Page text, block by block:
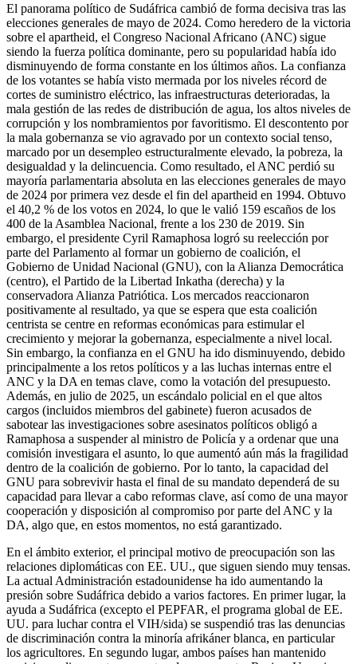
El panorama político de Sudáfrica cambió de forma decisiva tras las
elecciones generales de mayo de 2024. Como heredero de la victoria
sobre el apartheid, el Congreso Nacional Africano (ANC) sigue
siendo la fuerza política dominante, pero su popularidad había ido
disminuyendo de forma constante en los últimos años. La confianza
de los votantes se había visto mermada por los niveles récord de
cortes de suministro eléctrico, las infraestructuras deterioradas, la
mala gestión de las redes de distribución de agua, los altos niveles de
corrupción y los nombramientos por favoritismo. El descontento por
la mala gobernanza se vio agravado por un contexto social tenso,
marcado por un desempleo estructuralmente elevado, la pobreza, la
desigualdad y la delincuencia. Como resultado, el ANC perdió su
mayoría parlamentaria absoluta en las elecciones generales de mayo
de 2024 por primera vez desde el fin del apartheid en 1994. Obtuvo
el 40,2 % de los votos en 2024, lo que le valió 159 escaños de los
400 de la Asamblea Nacional, frente a los 230 de 2019. Sin
embargo, el presidente Cyril Ramaphosa logró su reelección por
parte del Parlamento al formar un gobierno de coalición, el
Gobierno de Unidad Nacional (GNU), con la Alianza Democrática
(centro), el Partido de la Libertad Inkatha (derecha) y la
conservadora Alianza Patriótica. Los mercados reaccionaron
positivamente al resultado, ya que se espera que esta coalición
centrista se centre en reformas económicas para estimular el
crecimiento y mejorar la gobernanza, especialmente a nivel local.
Sin embargo, la confianza en el GNU ha ido disminuyendo, debido
principalmente a los retos políticos y a las luchas internas entre el
ANC y la DA en temas clave, como la votación del presupuesto.
Además, en julio de 2025, un escándalo policial en el que altos
cargos (incluidos miembros del gabinete) fueron acusados de
sabotear las investigaciones sobre asesinatos políticos obligó a
Ramaphosa a suspender al ministro de Policía y a ordenar que una
comisión investigara el asunto, lo que aumentó aún más la fragilidad
dentro de la coalición de gobierno. Por lo tanto, la capacidad del
GNU para sobrevivir hasta el final de su mandato dependerá de su
capacidad para llevar a cabo reformas clave, así como de una mayor
cooperación y disposición al compromiso por parte del ANC y la
DA, algo que, en estos momentos, no está garantizado.
En el ámbito exterior, el principal motivo de preocupación son las
relaciones diplomáticas con EE. UU., que siguen siendo muy tensas.
La actual Administración estadounidense ha ido aumentando la
presión sobre Sudáfrica debido a varios factores. En primer lugar, la
ayuda a Sudáfrica (excepto el PEPFAR, el programa global de EE.
UU. para luchar contra el VIH/sida) se suspendió tras las denuncias
de discriminación contra la minoría afrikáner blanca, en particular
los agricultores. En segundo lugar, ambos países han mantenido